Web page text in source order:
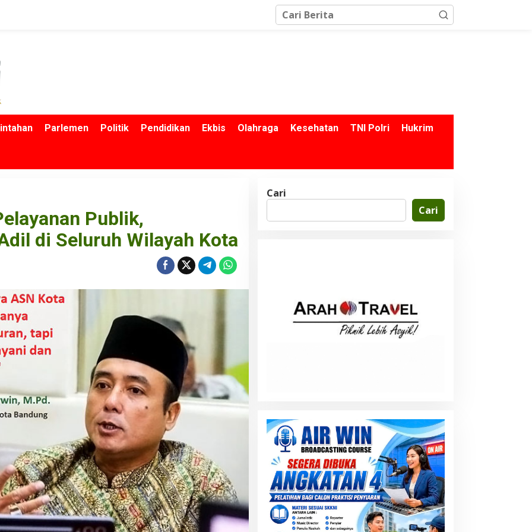
Parlemen Politik Pendidikan Ekbis Olahraga Kesehatan TNI Polri Hukrim
Publik,
di Seluruh Wilayah Kota
Cari
Cari